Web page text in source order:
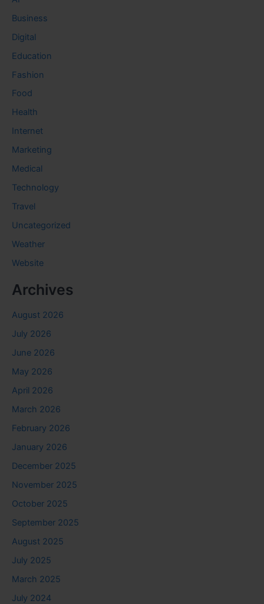
Business
Digital
Education
Fashion
Food
Health
Internet
Marketing
Medical
Technology
Travel
Uncategorized
Weather
Website
Archives
August 2026
July 2026
June 2026
May 2026
April 2026
March 2026
February 2026
January 2026
December 2025
November 2025
October 2025
September 2025
August 2025
July 2025
March 2025
July 2024